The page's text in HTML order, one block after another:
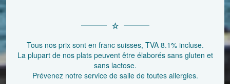
Tous nos prix sont en franc suisses, TVA 8.1% incluse.
La plupart de nos plats peuvent être élaborés sans gluten et
sans lactose.
Prévenez notre service de salle de toutes allergies.